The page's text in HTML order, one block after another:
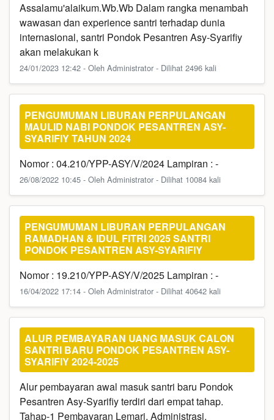
Assalamu'alaikum.Wb.Wb Dalam rangka menambah
wawasan dan experience santri terhadap dunia
internasional, santri Pondok Pesantren Asy-Syarifiy
akan melakukan k
24/01/2023 12:42 - Oleh Administrator - Dilihat 2496 kali
PENGUMUMAN LIBURAN PERPULANGAN
MAULID NABI PONDOK PESANTREN ASY-
SYARIFIY TAHUN 2024
Nomor : 04.210/YPP-ASY/V/2024 Lampiran : -
26/08/2022 10:45 - Oleh Administrator - Dilihat 10084 kali
PENGUMUMAN LIBURAN PERPULANGAN
RAMADHAN & IDUL FITRI 2025 SANTRI
PONDOK PESANTREN ASY-SYARIFIY
Nomor : 19.210/YPP-ASY/V/2025 Lampiran : -
16/04/2022 17:14 - Oleh Administrator - Dilihat 40642 kali
ALUR PEMBAYARAN UANG MASUK CALON
SANTRI BARU PONDOK PESANTREN ASY-
SYARIFIY 2024-2025
Alur pembayaran awal masuk santri baru Pondok
Pesantren Asy-Syarifiy terdiri dari empat tahap.
Tahap-1 Pembayaran Lemari, Administrasi,